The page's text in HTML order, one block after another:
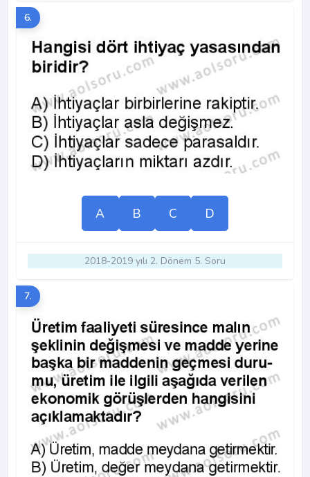
6.
A B C D
2018-2019 yılı 2. Dönem 5. Soru
7.